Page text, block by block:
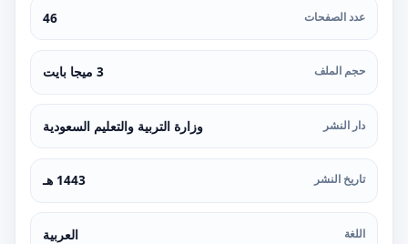
عدد الصفحات 46
حجم الملف 3 ميجا بايت
دار النشر وزارة التربية والتعليم السعودية
تاريخ النشر 1443 هـ
اللغة العربية